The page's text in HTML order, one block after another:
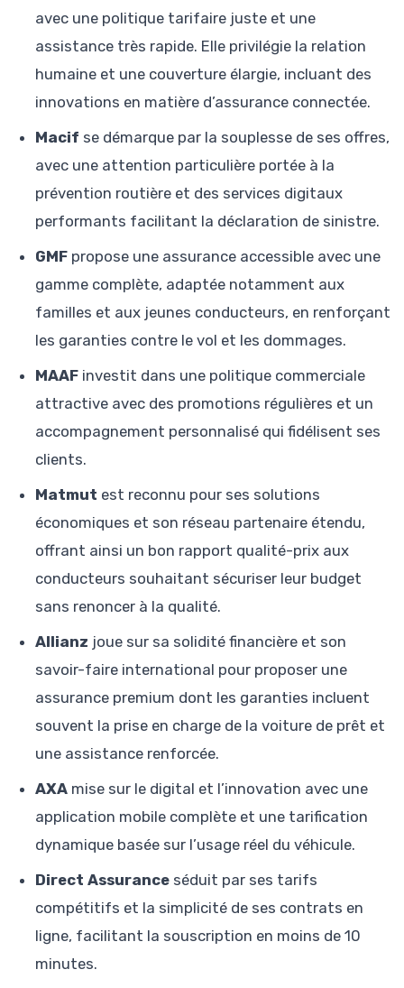
avec une politique tarifaire juste et une
assistance très rapide. Elle privilégie la relation
humaine et une couverture élargie, incluant des
innovations en matière d’assurance connectée.
Macif se démarque par la souplesse de ses offres,
avec une attention particulière portée à la
prévention routière et des services digitaux
performants facilitant la déclaration de sinistre.
GMF propose une assurance accessible avec une
gamme complète, adaptée notamment aux
familles et aux jeunes conducteurs, en renforçant
les garanties contre le vol et les dommages.
MAAF investit dans une politique commerciale
attractive avec des promotions régulières et un
accompagnement personnalisé qui fidélisent ses
clients.
Matmut est reconnu pour ses solutions
économiques et son réseau partenaire étendu,
offrant ainsi un bon rapport qualité-prix aux
conducteurs souhaitant sécuriser leur budget
sans renoncer à la qualité.
Allianz joue sur sa solidité financière et son
savoir-faire international pour proposer une
assurance premium dont les garanties incluent
souvent la prise en charge de la voiture de prêt et
une assistance renforcée.
AXA mise sur le digital et l’innovation avec une
application mobile complète et une tarification
dynamique basée sur l’usage réel du véhicule.
Direct Assurance séduit par ses tarifs
compétitifs et la simplicité de ses contrats en
ligne, facilitant la souscription en moins de 10
minutes.